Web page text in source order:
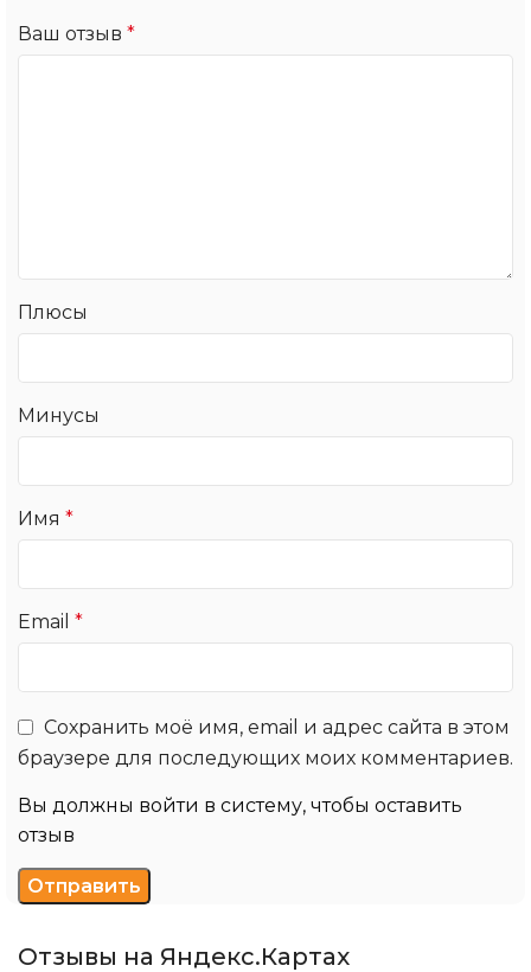
Ваш отзыв *
Плюсы
Минусы
Имя *
Email *
Сохранить моё имя, email и адрес сайта в этом
браузере для последующих моих комментариев.
Вы должны войти в систему, чтобы оставить
отзыв
Отзывы на Яндекс.Картах